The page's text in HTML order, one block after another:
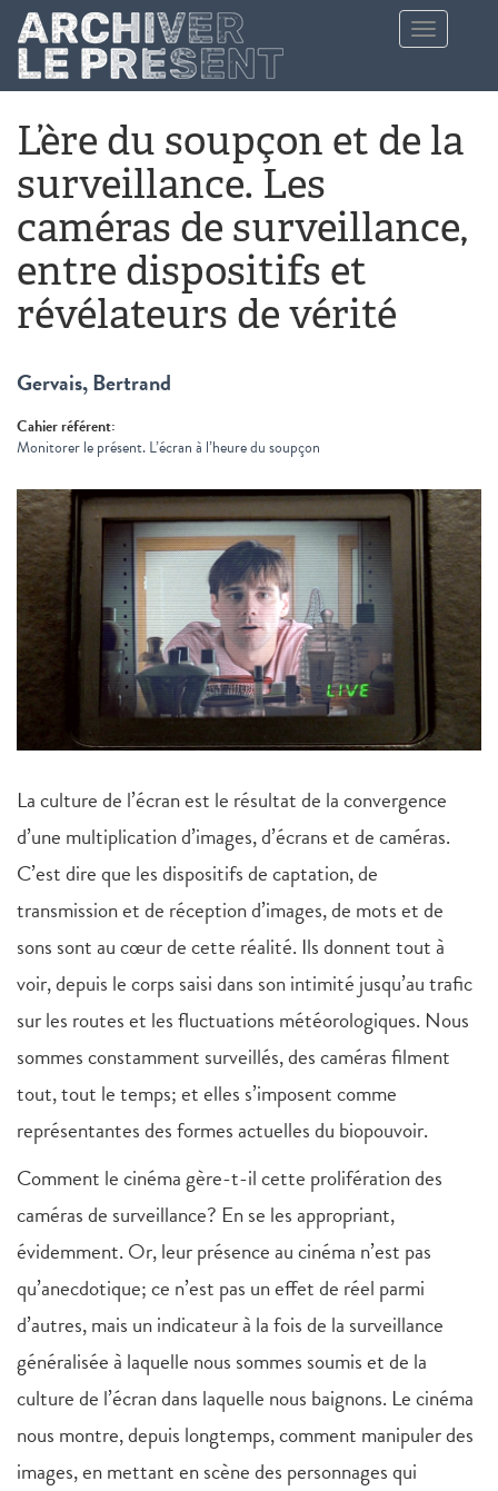
Aller au contenu principal
Toggle
navigation
L’ère du soupçon et de la
surveillance. Les
caméras de surveillance,
entre dispositifs et
révélateurs de vérité
Gervais, Bertrand
Cahier référent:
Monitorer le présent. L’écran à l’heure du soupçon
La culture de l’écran est le résultat de la convergence
d’une multiplication d’images, d’écrans et de caméras.
C’est dire que les dispositifs de captation, de
transmission et de réception d’images, de mots et de
sons sont au cœur de cette réalité. Ils donnent tout à
voir, depuis le corps saisi dans son intimité jusqu’au trafic
sur les routes et les fluctuations météorologiques. Nous
sommes constamment surveillés, des caméras filment
tout, tout le temps; et elles s’imposent comme
représentantes des formes actuelles du biopouvoir.
Comment le cinéma gère-t-il cette prolifération des
caméras de surveillance? En se les appropriant,
évidemment. Or, leur présence au cinéma n’est pas
qu’anecdotique; ce n’est pas un effet de réel parmi
d’autres, mais un indicateur à la fois de la surveillance
généralisée à laquelle nous sommes soumis et de la
culture de l’écran dans laquelle nous baignons. Le cinéma
nous montre, depuis longtemps, comment manipuler des
images, en mettant en scène des personnages qui